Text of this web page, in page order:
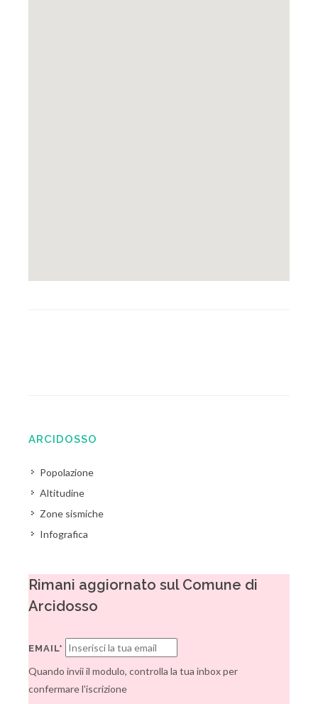
ARCIDOSSO
Popolazione
Altitudine
Zone sismiche
Infografica
Rimani aggiornato sul Comune di
Arcidosso
EMAIL*
Quando invii il modulo, controlla la tua inbox per
confermare l'iscrizione